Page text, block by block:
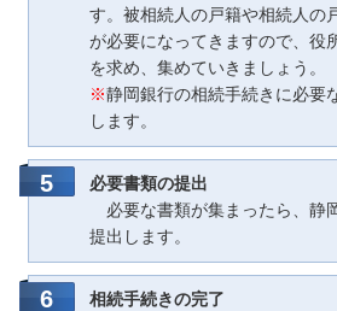
す。被相続人の戸籍や相続人の
が必要になってきますので、役
を求め、集めていきましょう。
※静岡銀行の相続手続きに必要
します。
必要書類の提出
必要な書類が集まったら、静
提出します。
相続手続きの完了